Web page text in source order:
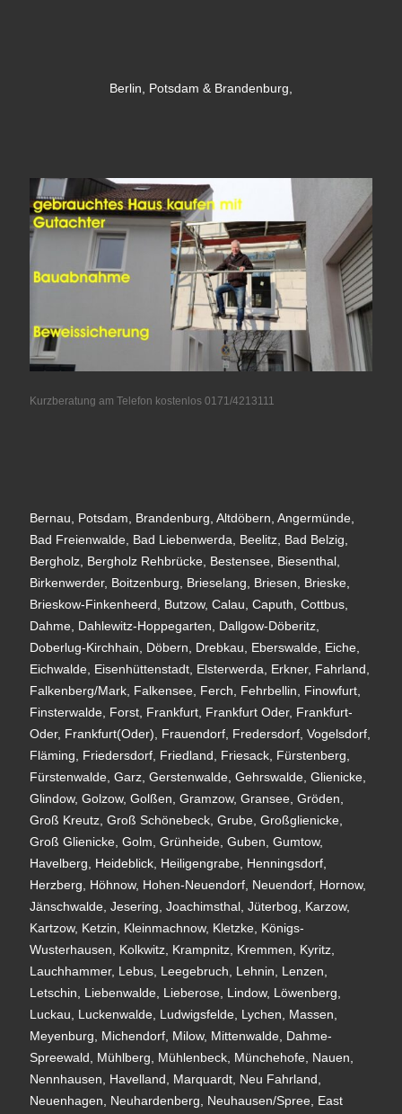
Berlin, Potsdam & Brandenburg,
Kurzberatung am Telefon kostenlos 0171/4213111
Bernau, Potsdam, Brandenburg, Altdöbern, Angermünde,
Bad Freienwalde, Bad Liebenwerda, Beelitz, Bad Belzig,
Bergholz, Bergholz Rehbrücke, Bestensee, Biesenthal,
Birkenwerder, Boitzenburg, Brieselang, Briesen, Brieske,
Brieskow-Finkenheerd, Butzow, Calau, Caputh, Cottbus,
Dahme, Dahlewitz-Hoppegarten, Dallgow-Döberitz,
Doberlug-Kirchhain, Döbern, Drebkau, Eberswalde, Eiche,
Eichwalde, Eisenhüttenstadt, Elsterwerda, Erkner, Fahrland,
Falkenberg/Mark, Falkensee, Ferch, Fehrbellin, Finowfurt,
Finsterwalde, Forst, Frankfurt, Frankfurt Oder, Frankfurt-
Oder, Frankfurt(Oder), Frauendorf, Fredersdorf, Vogelsdorf,
Fläming, Friedersdorf, Friedland, Friesack, Fürstenberg,
Fürstenwalde, Garz, Gerstenwalde, Gehrswalde, Glienicke,
Glindow, Golzow, Golßen, Gramzow, Gransee, Gröden,
Groß Kreutz, Groß Schönebeck, Grube, Großglienicke,
Groß Glienicke, Golm, Grünheide, Guben, Gumtow,
Havelberg, Heideblick, Heiligengrabe, Henningsdorf,
Herzberg, Höhnow, Hohen-Neuendorf, Neuendorf, Hornow,
Jänschwalde, Jesering, Joachimsthal, Jüterbog, Karzow,
Kartzow, Ketzin, Kleinmachnow, Kletzke, Königs-
Wusterhausen, Kolkwitz, Krampnitz, Kremmen, Kyritz,
Lauchhammer, Lebus, Leegebruch, Lehnin, Lenzen,
Letschin, Liebenwalde, Lieberose, Lindow, Löwenberg,
Luckau, Luckenwalde, Ludwigsfelde, Lychen, Massen,
Meyenburg, Michendorf, Milow, Mittenwalde, Dahme-
Spreewald, Mühlberg, Mühlenbeck, Münchehofe, Nauen,
Nennhausen, Havelland, Marquardt, Neu Fahrland,
Neuenhagen, Neuhardenberg, Neuhausen/Spree, East